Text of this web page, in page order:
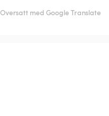
Oversatt med Google Translate